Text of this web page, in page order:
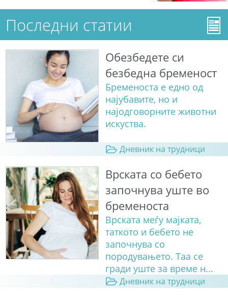
Последни статии
Обезбедете си
безбедна бременост
Бременоста е едно од
најубавите, но и
најодговорните животни
искуства.
Дневник на трудници
Врската со бебето
започнува уште во
бременоста
Врската меѓу мајката,
таткото и бебето не
започнува со
породувањето. Таа се
гради уште за време н...
Дневник на трудници